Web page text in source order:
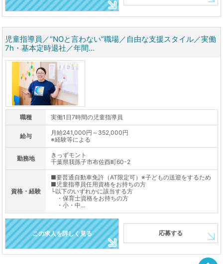
児童指導員／“NOと言わない”職場／自由な支援スタイル／実働
7h・基本定時退社／年間...
職種 実働1日7時間の児童指導員
給与
月給241,000円～352,000円
※経験等による
勤務地
きっずモント
千葉県我孫子市布佐酉町60-2
資格・経験
■要普通自動車免許（AT限定可）※子どもの送迎をするため
■児童指導員任用資格をお持ちの方
└以下のいずれかに該当する方
・保育士資格をお持ちの方
・小・中...
この求人を詳しく見る 応募する